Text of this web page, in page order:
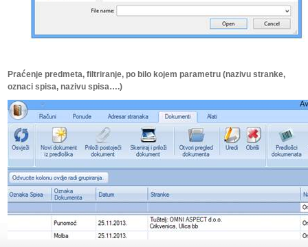
Praćenje predmeta, filtriranje, po bilo kojem parametru (nazivu stranke,
oznaci spisa, nazivu spisa….)